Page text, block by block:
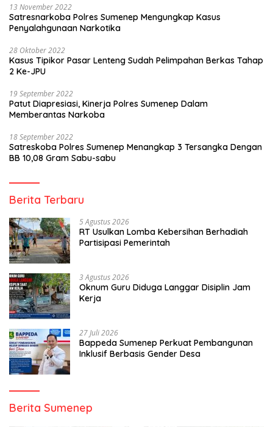
13 November 2022
Satresnarkoba Polres Sumenep Mengungkap Kasus
Penyalahgunaan Narkotika
28 Oktober 2022
Kasus Tipikor Pasar Lenteng Sudah Pelimpahan Berkas Tahap
2 Ke-JPU
19 September 2022
Patut Diapresiasi, Kinerja Polres Sumenep Dalam
Memberantas Narkoba
18 September 2022
Satreskoba Polres Sumenep Menangkap 3 Tersangka Dengan
BB 10,08 Gram Sabu-sabu
Berita Terbaru
5 Agustus 2026
RT Usulkan Lomba Kebersihan Berhadiah
Partisipasi Pemerintah
3 Agustus 2026
Oknum Guru Diduga Langgar Disiplin Jam
Kerja
27 Juli 2026
Bappeda Sumenep Perkuat Pembangunan
Inklusif Berbasis Gender Desa
Berita Sumenep